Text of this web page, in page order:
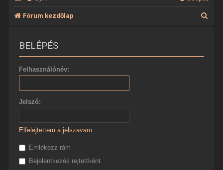
Fórum kezdőlap
BELÉPÉS
Felhasználónév:
Jelszó:
Elfelejtettem a jelszavam
Emlékezz rám
Bejelentkezés rejtettként